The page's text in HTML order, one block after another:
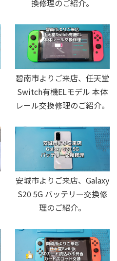
換修理のご紹介。
碧南市よりご来店、任天堂
Switch有機ELモデル 本体
レール交換修理のご紹介。
安城市よりご来店、Galaxy
S20 5G バッテリー交換修
理のご紹介。